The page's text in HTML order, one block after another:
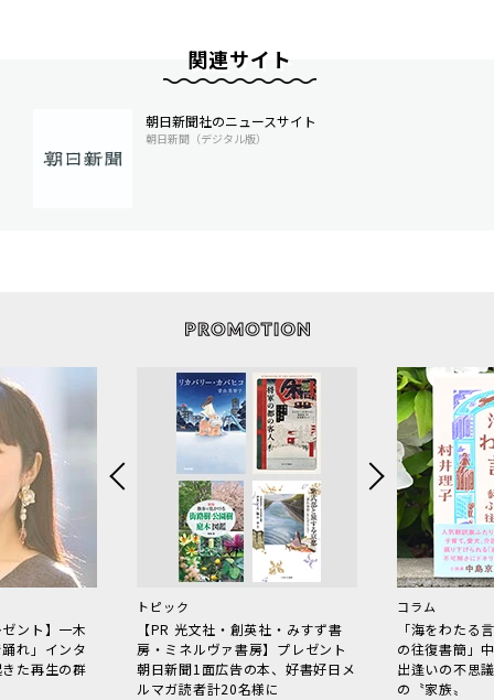
関連サイト
朝日新聞社のニュースサイト
朝日新聞（デジタル版）
ント】一木
れ」インタ
た再生の群
トピック
【PR 光文社・創英社・みすず書
房・ミネルヴァ書房】プレゼント
朝日新聞1面広告の本、好書好日メ
ルマガ読者計20名様に
コラム
「海をわた
の往復書簡」
出逢いの不思
の〝家族〟